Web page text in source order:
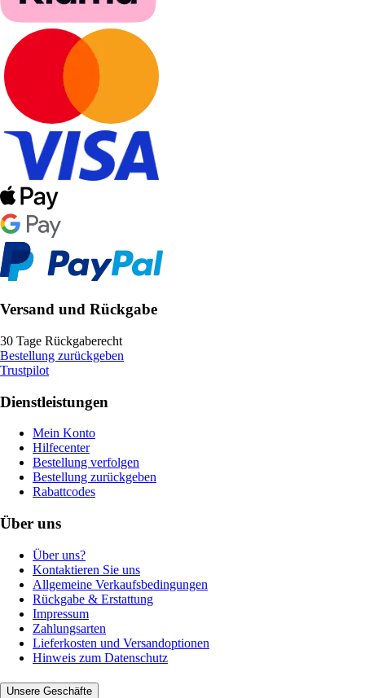
Versand und Rückgabe
30 Tage Rückgaberecht
Bestellung zurückgeben
Trustpilot
Dienstleistungen
Mein Konto
Hilfecenter
Bestellung verfolgen
Bestellung zurückgeben
Rabattcodes
Über uns
Über uns?
Kontaktieren Sie uns
Allgemeine Verkaufsbedingungen
Rückgabe & Erstattung
Impressum
Zahlungsarten
Lieferkosten und Versandoptionen
Hinweis zum Datenschutz
Unsere Geschäfte